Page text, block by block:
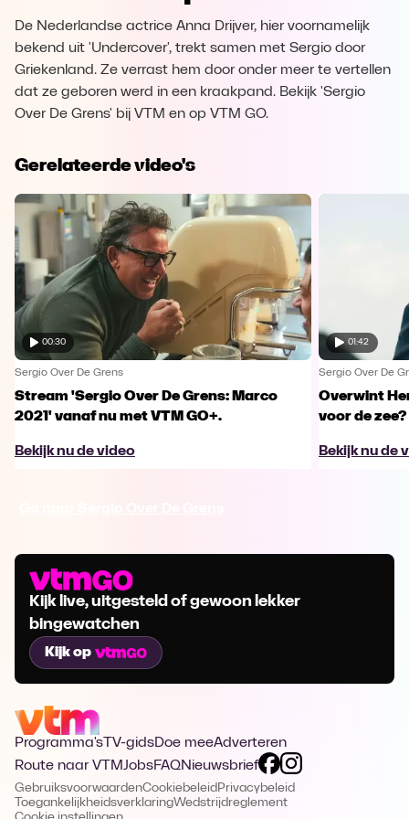
De Nederlandse actrice Anna Drijver, hier voornamelijk
bekend uit 'Undercover', trekt samen met Sergio door
Griekenland. Ze verrast hem door onder meer te vertellen
dat ze geboren werd in een kraakpand. Bekijk 'Sergio
Over De Grens' bij VTM en op VTM GO.
Gerelateerde video's
00:30
Sergio Over De Grens
Stream 'Sergio Over De Grens: Marco
2021' vanaf nu met VTM GO+.
Bekijk nu de video
01:42
Sergio Over De
Overwint
voor de zee?
Bekijk nu de
Kijk live, uitgesteld of gewoon lekker
bingewatchen
Kijk op
Programma's TV-gidsDoe meeAdverteren
Route naar VTMJobsFAQNieuwsbrief
GebruiksvoorwaardenCookiebeleid Privacybeleid
ToegankelijkheidsverklaringWedstrijdreglement